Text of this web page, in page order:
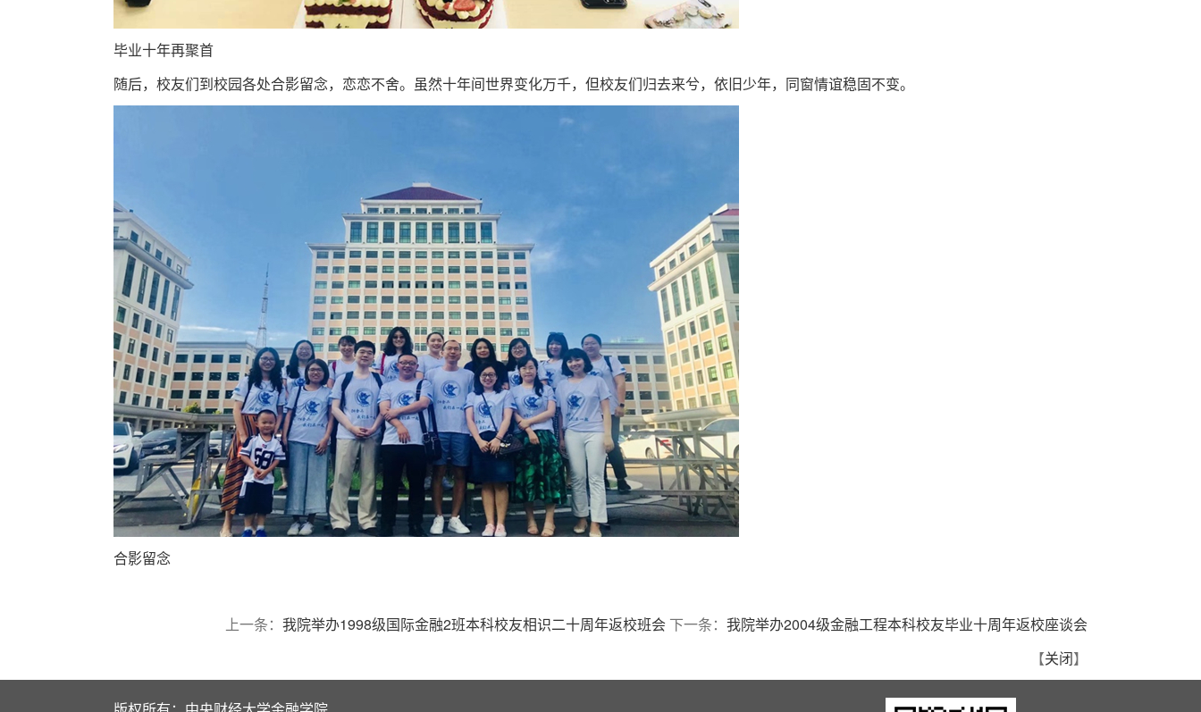
毕业十年再聚首
随后，校友们到校园各处合影留念，恋恋不舍。虽然十年间世界变化万千，但校友们归去来兮，依旧少年，同窗情谊稳固不变。
合影留念
上一条： 我院举办1998级国际金融2班本科校友相识二十周年返校班会 下一条： 我院举办2004级金融工程本科校友毕业十周年返校座谈会
【关闭】